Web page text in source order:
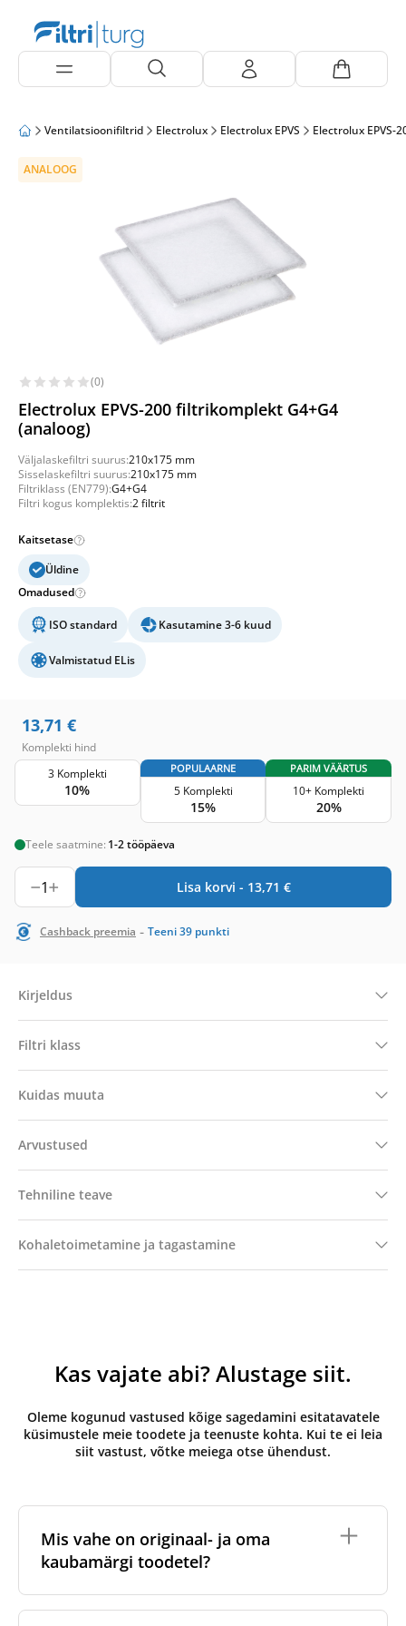
Ventilatsioonifiltrid Electrolux Electrolux EPVS Electrolux EPVS-
ANALOOG
(0)
Electrolux EPVS-200 filtrikomplekt G4+G4
(analoog)
Väljalaskefiltri suurus:210x175 mm
Sisselaskefiltri suurus:210x175 mm
Filtriklass (EN779):G4+G4
Filtri kogus komplektis:2 filtrit
Kaitsetase
Üldine
Omadused
ISO standard Kasutamine 3-6 kuud
Valmistatud ELis
13,71 €
Komplekti hind
3 Komplekti
10%
POPULAARNE
5 Komplekti
15%
PARIM VÄÄRTUS
10+ Komplekti
20%
Teele saatmine: 1-2 tööpäeva
1 Lisa korvi - 13,71 €
Cashback preemia - Teeni39 punkti
Kirjeldus
Filtri klass
Kuidas muuta
Arvustused
Tehniline teave
Kohaletoimetamine ja tagastamine
Kas vajate abi? Alustage siit.
Oleme kogunud vastused kõige sagedamini esitatavatele
küsimustele meie toodete ja teenuste kohta. Kui te ei leia
siit vastust, võtke meiega otse ühendust.
Mis vahe on originaal- ja oma
kaubamärgi toodetel?